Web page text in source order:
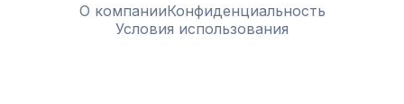
О компанииКонфиденциальность
Условия использования